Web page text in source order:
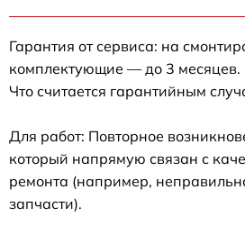
Гарантия от сервиса: на
комплектующие — до 3 месяцев.
Что считается гарантийным
Для работ: Повторное
который напрямую связан с
ремонта (например,
запчасти).